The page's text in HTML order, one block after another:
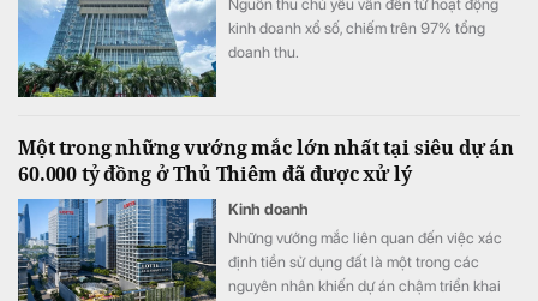
Nguồn thu chủ yếu vẫn đến từ hoạt động
kinh doanh xổ số, chiếm trên 97% tổng
doanh thu.
Một trong những vướng mắc lớn nhất tại siêu dự án
60.000 tỷ đồng ở Thủ Thiêm đã được xử lý
Kinh doanh
Những vướng mắc liên quan đến việc xác
định tiền sử dụng đất là một trong các
nguyên nhân khiến dự án chậm triển khai